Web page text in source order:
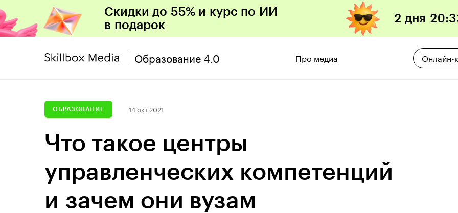
Скидки до 55% и курс по ИИ
в подарок
2 дня 20:
Образование 4.0 Про медиа Онлайн-
ОБРАЗОВАНИЕ 14 окт 2021
Что такое центры
управленческих компетенций
и зачем они вузам